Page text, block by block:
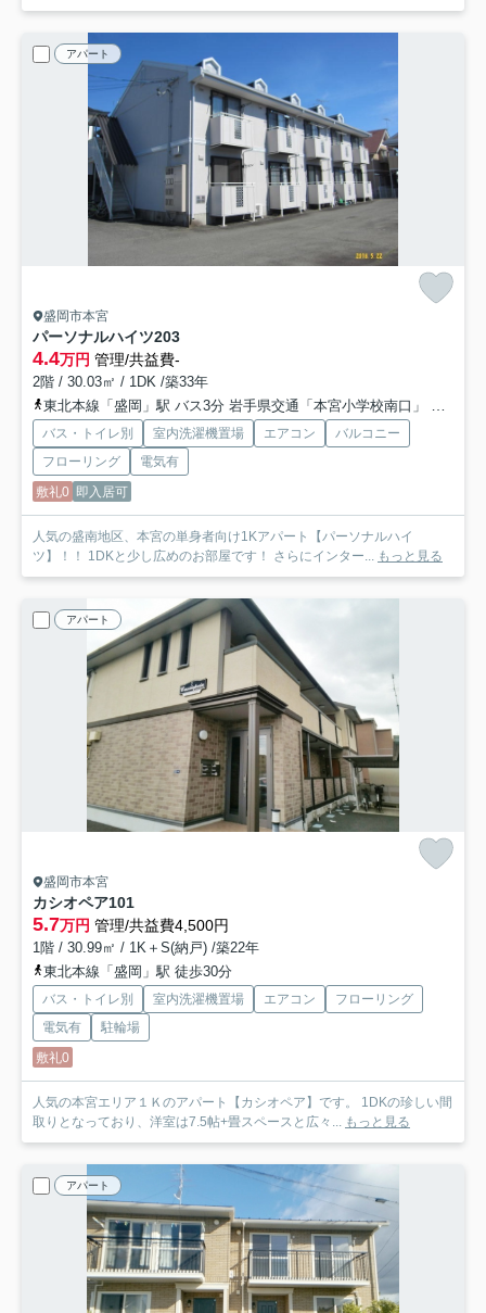
アパート
盛岡市本宮
パーソナルハイツ203
4.4万円 管理/共益費-
2階 / 30.03㎡ / 1DK /築33年
東北本線「盛岡」駅 バス3分 岩手県交通「本宮小学校南口」 停歩18分
バス・トイレ別 室内洗濯機置場 エアコン
バルコニー
フローリング
電気有
敷礼0 即入居可
人気の盛南地区、本宮の単身者向け1Kアパート【パーソナルハイ
ツ】！！ 1DKと少し広めのお部屋です！ さらにインター... もっと見る
アパート
盛岡市本宮
カシオペア101
5.7万円 管理/共益費4,500円
1階 / 30.99㎡ / 1K＋S(納戸) /築22年
東北本線「盛岡」駅 徒歩30分
バス・トイレ別 室内洗濯機置場 エアコン
フローリング
電気有
駐輪場
敷礼0
人気の本宮エリア１Ｋのアパート【カシオペア】です。 1DKの珍しい間
取りとなっており、洋室は7.5帖+畳スペースと広々... もっと見る
アパート